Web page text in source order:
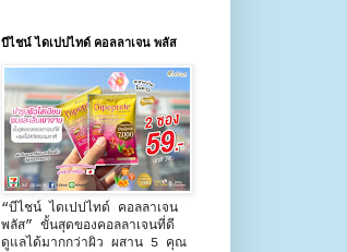
บีไชน์ ไดเปปไทด์ คอลลาเจน พลัส
“บีไชน์ ไดเปปไทด์ คอลลาเจน
พลัส” ขั้นสุดของคอลลาเจนที่ดี
ดูแลได้มากกว่าผิว ผสาน 5 คุณ